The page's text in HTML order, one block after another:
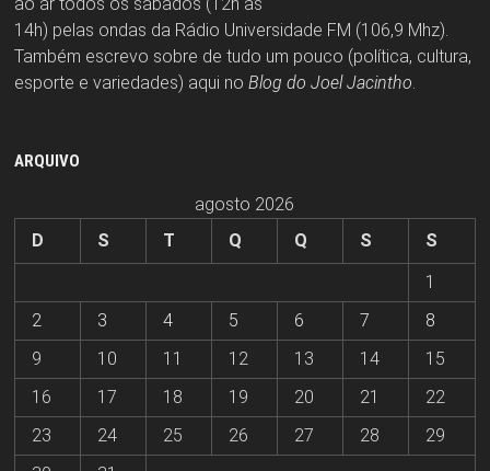
14h) pelas ondas da Rádio Universidade FM (106,9 Mhz).
Também escrevo sobre de tudo um pouco (política, cultura,
esporte e variedades) aqui no Blog do Joel Jacintho.
ARQUIVO
agosto 2026
D
S T Q Q S
S
1
2
3 4 5 6 7
8
9
10 11 12 13 14
15
16
17 18 19 20 21
22
23
24 25 26 27 28
29